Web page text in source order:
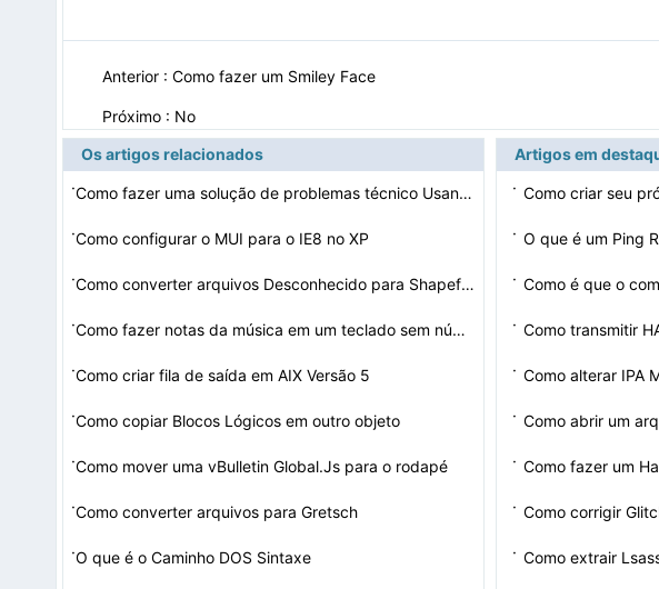
Anterior : Como fazer um Smiley Face
Próximo : No
Os artigos relacionados
·
Como fazer uma solução de problemas técnico Usando S…
·Como configurar o MUI para o IE8 no XP
· Como converter arquivos Desconhecido para Shapefile
· Como fazer notas da música em um teclado sem números …
·Como criar fila de saída em AIX Versão 5
·Como copiar Blocos Lógicos em outro objeto
·Como mover uma vBulletin Global.Js para o rodapé
·Como converter arquivos para Gretsch
·O que é o Caminho DOS Sintaxe
Artigos em
· Como criar seu
· O que é um Ping
· Como é que o
· Como transmitir
· Como alterar IPA
· Como abrir um
· Como fazer um
· Como corrigir
· Como extrair